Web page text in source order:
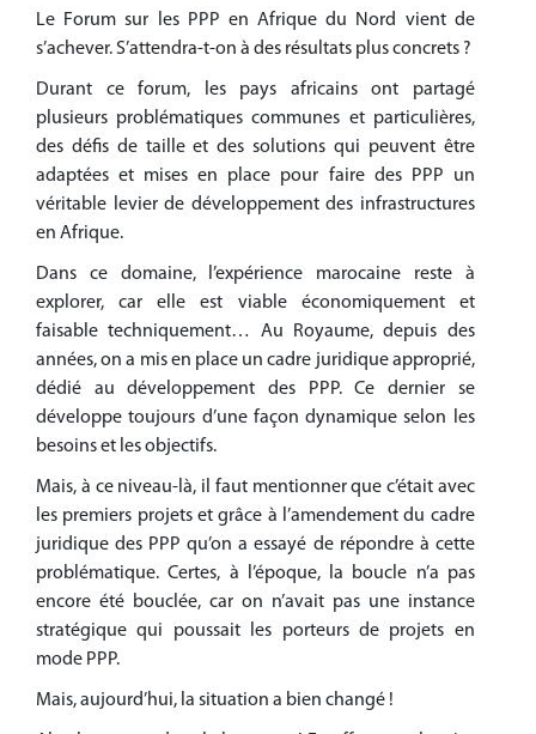
Le Forum sur les PPP en Afrique du Nord vient de
s’achever. S’attendra-t-on à des résultats plus concrets ?
Durant ce forum, les pays africains ont partagé
plusieurs problématiques communes et particulières,
des défis de taille et des solutions qui peuvent être
adaptées et mises en place pour faire des PPP un
véritable levier de développement des infrastructures
en Afrique.
Dans ce domaine, l’expérience marocaine reste à
explorer, car elle est viable économiquement et
faisable techniquement… Au Royaume, depuis des
années, on a mis en place un cadre juridique approprié,
dédié au développement des PPP. Ce dernier se
développe toujours d’une façon dynamique selon les
besoins et les objectifs.
Mais, à ce niveau-là, il faut mentionner que c’était avec
les premiers projets et grâce à l’amendement du cadre
juridique des PPP qu’on a essayé de répondre à cette
problématique. Certes, à l’époque, la boucle n’a pas
encore été bouclée, car on n’avait pas une instance
stratégique qui poussait les porteurs de projets en
mode PPP.
Mais, aujourd’hui, la situation a bien changé !